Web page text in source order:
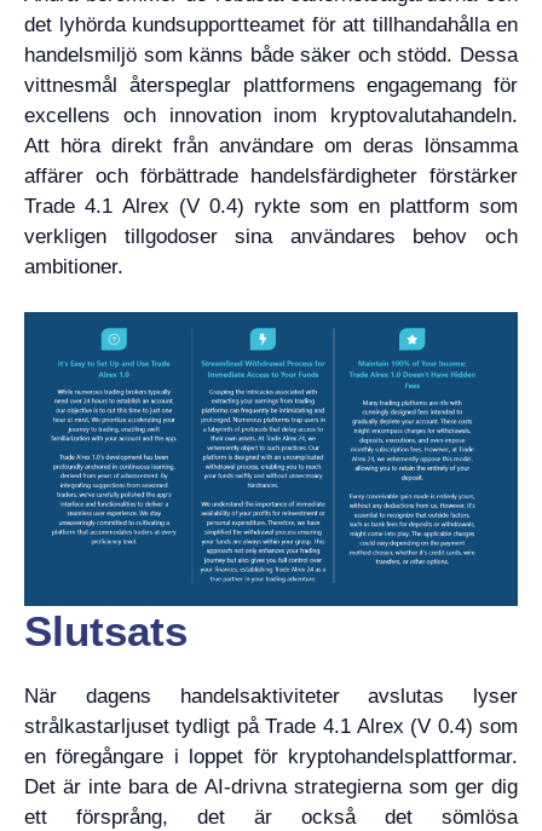
det lyhörda kundsupportteamet för att tillhandahålla en
handelsmiljö som känns både säker och stödd. Dessa
vittnesmål återspeglar plattformens engagemang för
excellens och innovation inom kryptovalutahandeln.
Att höra direkt från användare om deras lönsamma
affärer och förbättrade handelsfärdigheter förstärker
Trade 4.1 Alrex (V 0.4) rykte som en plattform som
verkligen tillgodoser sina användares behov och
ambitioner.
Slutsats
När dagens handelsaktiviteter avslutas lyser
strålkastarljuset tydligt på Trade 4.1 Alrex (V 0.4) som
en föregångare i loppet för kryptohandelsplattformar.
Det är inte bara de AI-drivna strategierna som ger dig
ett försprång, det är också det sömlösa